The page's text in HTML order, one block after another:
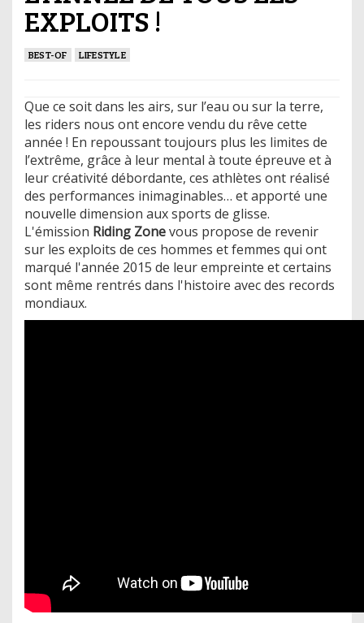
EXPLOITS !
BEST-OF LIFESTYLE
Que ce soit dans les airs, sur l’eau ou sur la terre,
les riders nous ont encore vendu du rêve cette
année ! En repoussant toujours plus les limites de
l’extrême, grâce à leur mental à toute épreuve et à
leur créativité débordante, ces athlètes ont réalisé
des performances inimaginables… et apporté une
nouvelle dimension aux sports de glisse.
L'émission Riding Zonevous propose de revenir
sur les exploits de ces hommes et femmes qui ont
marqué l'année 2015 de leur empreinte et certains
sont même rentrés dans l'histoire avec des records
mondiaux.